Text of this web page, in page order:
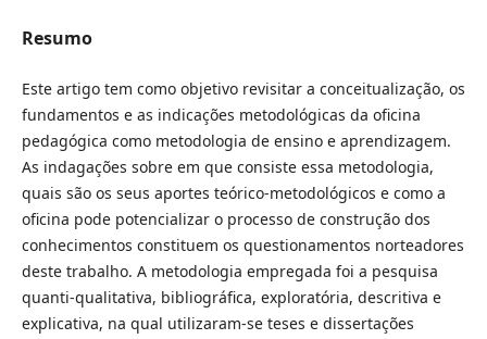
Resumo
Este artigo tem como objetivo revisitar a conceitualização, os
fundamentos e as indicações metodológicas da oficina
pedagógica como metodologia de ensino e aprendizagem.
As indagações sobre em que consiste essa metodologia,
quais são os seus aportes teórico-metodológicos e como a
oficina pode potencializar o processo de construção dos
conhecimentos constituem os questionamentos norteadores
deste trabalho. A metodologia empregada foi a pesquisa
quanti-qualitativa, bibliográfica, exploratória, descritiva e
explicativa, na qual utilizaram-se teses e dissertações